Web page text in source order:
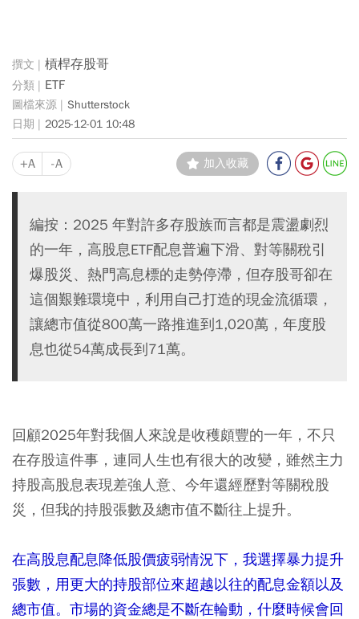
槓桿存股哥
ETF
Shutterstock
2025-12-01 10:48
+A -A 加入收藏
編按：2025 年對許多存股族而言都是震盪劇烈
的一年，高股息ETF配息普遍下滑、對等關稅引
爆股災、熱門高息標的走勢停滯，但存股哥卻在
這個艱難環境中，利用自己打造的現金流循環，
讓總市值從800萬一路推進到1,020萬，年度股
息也從54萬成長到71萬。
回顧2025年對我個人來說是收穫頗豐的一年，不只
在存股這件事，連同人生也有很大的改變，雖然主力
持股高股息表現差強人意、今年還經歷對等關稅股
災，但我的持股張數及總市值不斷往上提升。
在高股息配息降低股價疲弱情況下，我選擇暴力提升
張數，用更大的持股部位來超越以往的配息金額以及
總市值。市場的資金總是不斷在輪動，什麼時候會回